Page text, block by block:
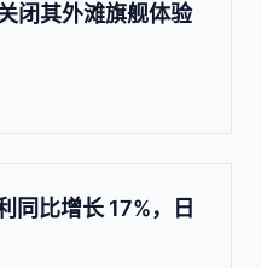
闭其外滩旗舰体验
同比增长 17%，日